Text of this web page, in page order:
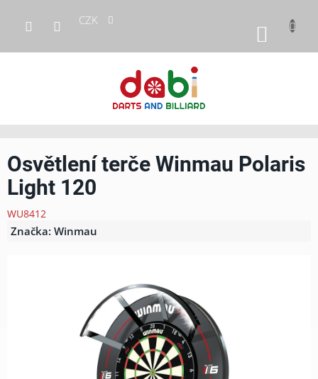
obsah
CZK
KOŠÍK
Osvětlení terče Winmau Polaris
Light 120
WU8412
Značka: Winmau